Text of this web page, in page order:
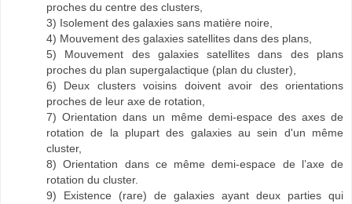
proches du centre des clusters,
3) Isolement des galaxies sans matière noire,
4) Mouvement des galaxies satellites dans des plans,
5) Mouvement des galaxies satellites dans des plans
proches du plan supergalactique (plan du cluster),
6) Deux clusters voisins doivent avoir des orientations
proches de leur axe de rotation,
7) Orientation dans un même demi-espace des axes de
rotation de la plupart des galaxies au sein d'un même
cluster,
8) Orientation dans ce même demi-espace de l’axe de
rotation du cluster.
9) Existence (rare) de galaxies ayant deux parties qui